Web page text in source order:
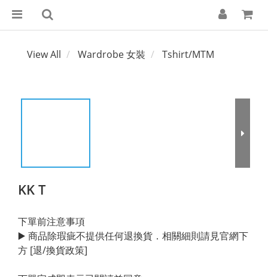
View All Wardrobe 女裝 Tshirt/MTM
KK T
下單前注意事項
▶️ 商品除瑕疵不提供任何退換貨．相關細則請見官網下
方 [退/換貨政策]